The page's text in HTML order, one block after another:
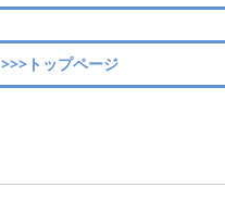
>>>トップページ